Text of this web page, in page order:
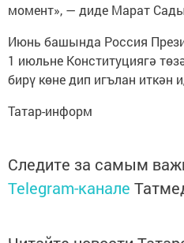
момент», — диде Марат
Июнь башында Россия
1 июльне Конституциягә
бирү көне дип игълан иткән
Татар-информ
Следите за самым
Telegram-канале